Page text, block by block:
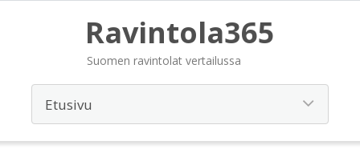
Ravintola365
Suomen ravintolat vertailussa